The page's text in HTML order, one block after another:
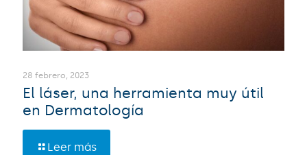
28 febrero, 2023
El láser, una herramienta muy útil
en Dermatología
Leer más